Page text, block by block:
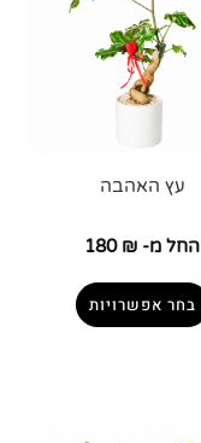
עץ האהבה
החל מ- 180 ₪
בחר אפשרויות